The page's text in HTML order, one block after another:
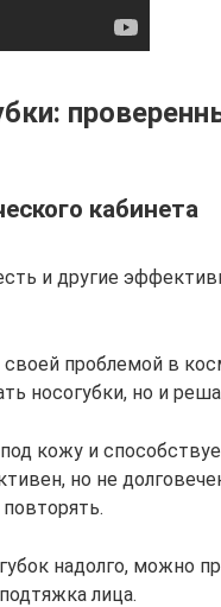
кабинета
и другие
проблемой в
носогубки, но и
кожу и
но не
надолго, можно
лица.